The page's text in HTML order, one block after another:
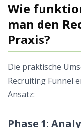
Wie
man den
Praxis?
Die praktische
Recruiting Funnel
Ansatz:
Phase 1: